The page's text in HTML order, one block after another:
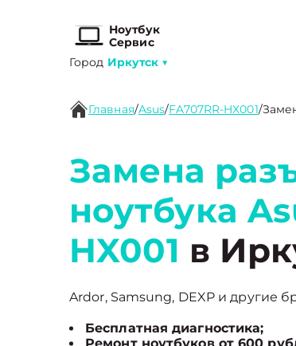
Ноутбук
Сервис
Город Иркутск ▼
Главная/Asus/FA707RR-HX001/
Замена
ноутбука
HX001 в
Ardor, Samsung, DEXP и другие
Бесплатная диагностика;